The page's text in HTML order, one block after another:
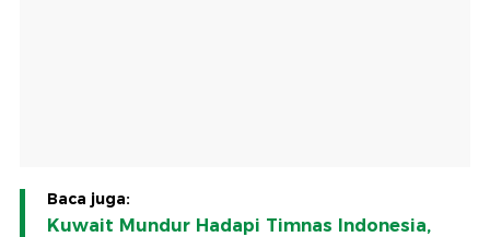
Baca juga:
Kuwait Mundur Hadapi Timnas Indonesia,